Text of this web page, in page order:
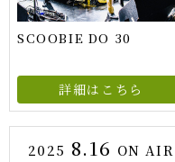
SCOOBIE DO 30
詳細はこちら
2025 8.16 ON AIR